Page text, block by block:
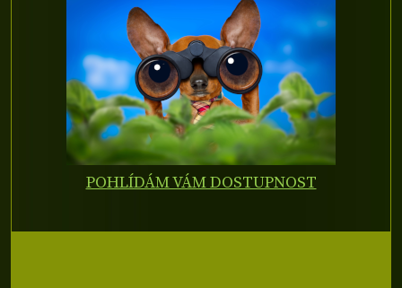
POHLÍDÁM VÁM DOSTUPNOST